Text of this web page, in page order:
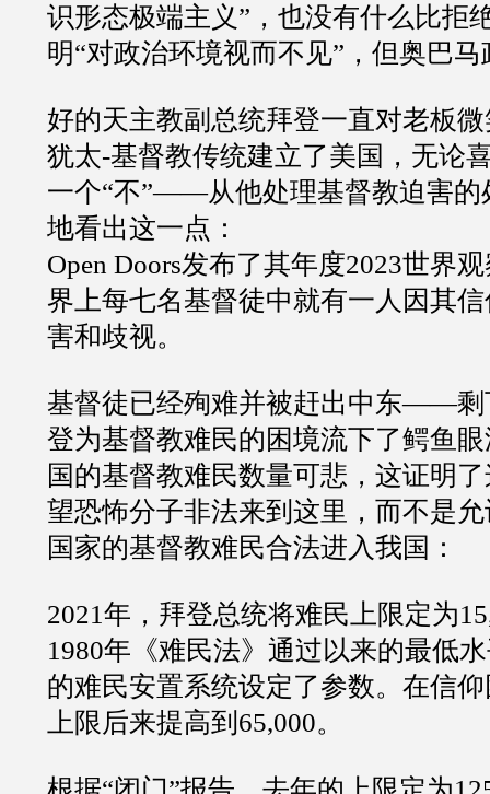
识形态极端主义” ，也没有什么比拒
明“对政治环境视而不见” ，但奥巴
好的天主教副总统拜登一直对老板
犹太-基督教传统建立了美国，无论
一个“不”——从他处理基督教迫害
地看出这一点：
Open Doors发布了其年度2023世界
界上每七名基督徒中就有一人因其
害和歧视。
基督徒已经殉难并被赶出中东——
登为基督教难民的困境流下了鳄鱼
国的基督教难民数量可悲，这证明
望恐怖分子非法来到这里，而不是
国家的基督教难民合法进入我国：
2021年，拜登总统将难民上限定为
1980年《难民法》通过以来的最低
的难民安置系统设定了参数。在信
上限后来提高到 65,000。